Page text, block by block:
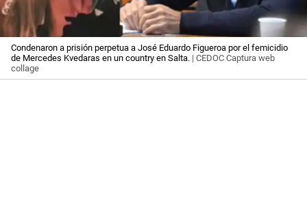
Condenaron a prisión perpetua a José Eduardo Figueroa por el femicidio
de Mercedes Kvedaras en un country en Salta. | CEDOC Captura web
collage